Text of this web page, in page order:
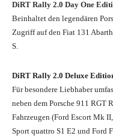
DiRT Rally 2.0 Day One
Beinhaltet den legendären
Zugriff auf den Fiat 131
S.
DiRT Rally 2.0 Deluxe
Für besondere Liebhaber
neben dem Porsche 911 RGT
Fahrzeugen (Ford Escort Mk
Sport quattro S1 E2 und Ford